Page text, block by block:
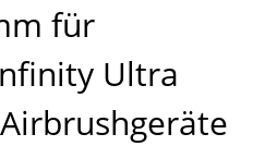
für
Ultra